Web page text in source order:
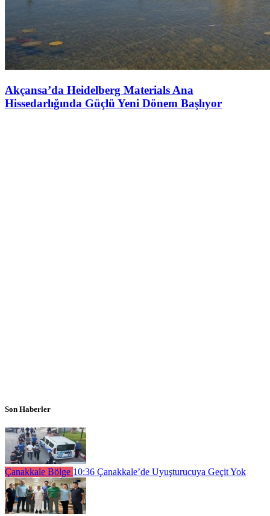
Akçansa’da Heidelberg Materials Ana
Hissedarlığında Güçlü Yeni Dönem Başlıyor
Son Haberler
Çanakkale Bölge 10:36 Çanakkale’de Uyuşturucuya Geçit Yok